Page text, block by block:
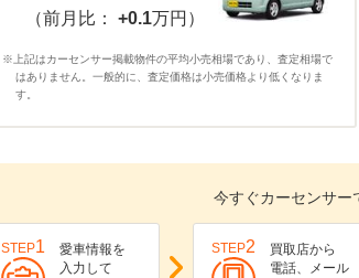
（前月比： +0.1万円）
※上記はカーセンサー掲載物件の平均小売相場であり、査定相場で
はありません。一般的に、査定価格は小売価格より低くなりま
す。
今すぐカーセンサー
STEP1
愛車情報を
入力して
STEP2
買取店から
電話、メール